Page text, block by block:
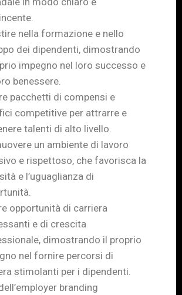
nella formazione e nello
dei dipendenti, dimostrando
impegno nel loro successo e
benessere.
pacchetti di compensi e
competitive per attrarre e
talenti di alto livello.
un ambiente di lavoro
e rispettoso, che favorisca la
e l’uguaglianza di
opportunità di carriera
e di crescita
dimostrando il proprio
nel fornire percorsi di
stimolanti per i dipendenti.
branding